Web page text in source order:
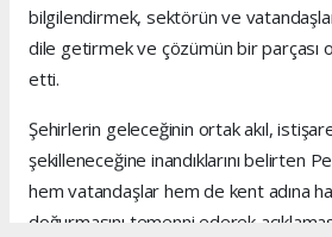
bilgilendirmek, sektörün ve
dile getirmek ve çözümün bir parçası
etti.
Şehirlerin geleceğinin ortak akıl,
şekilleneceğine inandıklarını belirten
hem vatandaşlar hem de kent adına
doğurmasını temenni ederek